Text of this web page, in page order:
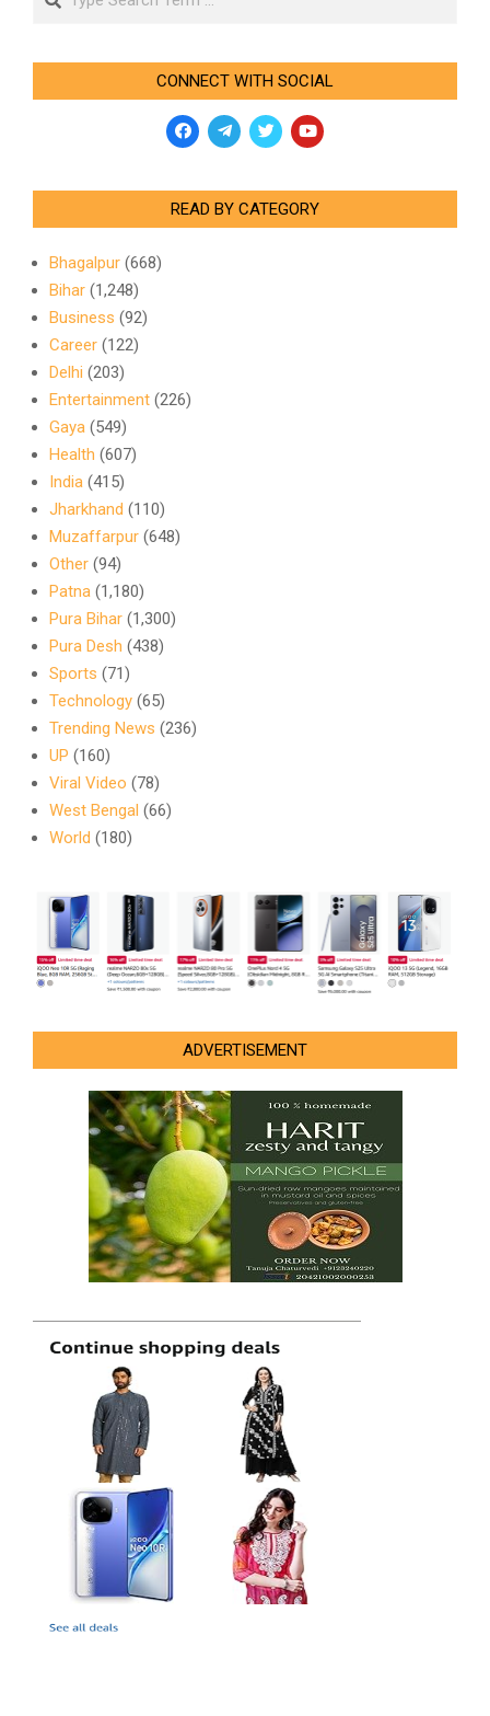
CONNECT WITH SOCIAL
READ BY CATEGORY
Bhagalpur (668)
Bihar (1,248)
Business (92)
Career (122)
Delhi (203)
Entertainment (226)
Gaya (549)
Health (607)
India (415)
Jharkhand (110)
Muzaffarpur (648)
Other (94)
Patna (1,180)
Pura Bihar (1,300)
Pura Desh (438)
Sports (71)
Technology (65)
Trending News (236)
UP (160)
Viral Video (78)
West Bengal (66)
World (180)
ADVERTISEMENT